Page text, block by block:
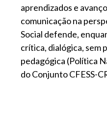
aprendizados e
comunicação na
Social defende,
crítica, dialógica, sem
pedagógica (Política
do Conjunto CFESS-